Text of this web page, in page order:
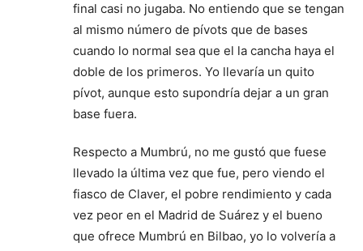
final casi no jugaba. No entiendo que se tengan
al mismo número de pívots que de bases
cuando lo normal sea que el la cancha haya el
doble de los primeros. Yo llevaría un quito
pívot, aunque esto supondría dejar a un gran
base fuera.
Respecto a Mumbrú, no me gustó que fuese
llevado la última vez que fue, pero viendo el
fiasco de Claver, el pobre rendimiento y cada
vez peor en el Madrid de Suárez y el bueno
que ofrece Mumbrú en Bilbao, yo lo volvería a